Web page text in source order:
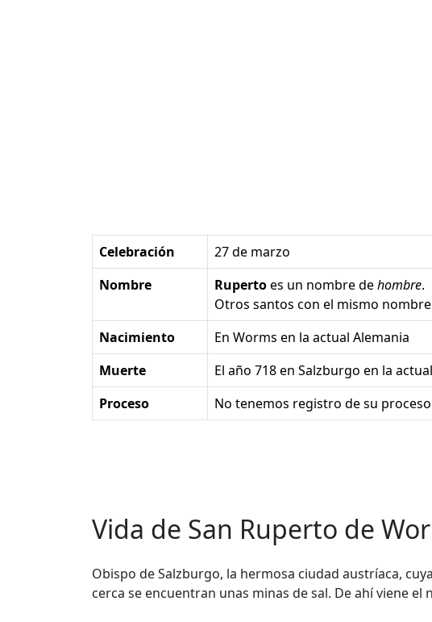
Celebración 27 de marzo
Nombre Rupertoes un nombre dehombre.
Otros santos con el mismo
Nacimiento
en Worms en la actual Alemania
Muerte el año 718 en Salzburgo en la
Proceso No tenemos registro de su
Vida de San Ruperto de
Obispo de Salzburgo, la hermosa ciudad austríaca,
cerca se encuentran unas minas de sal. De ahí viene